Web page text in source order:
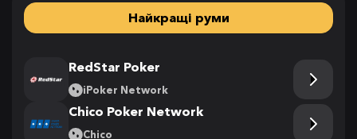
Найкращі руми
RedStar Poker
iPoker Network
Chico Poker Network
Chico